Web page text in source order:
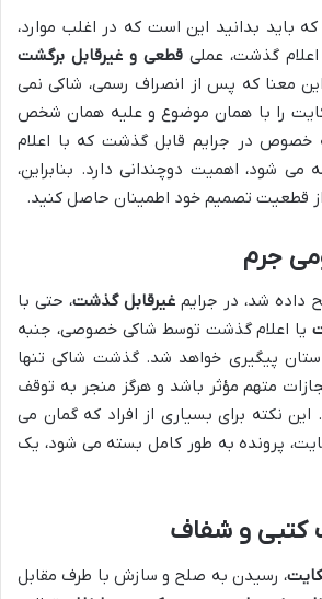
باید بدانید این است که در اغلب موارد،
اعلام گذشت، عملی قطعی و غیرقابل برگشت
معنا که پس از انصراف رسمی، شاکی نمی
را با همان موضوع و علیه همان شخص
خصوص در جرایم قابل گذشت که با اعلام
شود، اهمیت دوچندانی دارد. بنابراین،
قطعیت تصمیم خود اطمینان حاصل کنید.
جرم
داده شد، در جرایم غیرقابل گذشت، حتی با
یا اعلام گذشت توسط شاکی خصوصی، جنبه
پیگیری خواهد شد. گذشت شاکی تنها
متهم مؤثر باشد و هرگز منجر به توقف
نکته برای بسیاری از افراد که گمان می
پرونده به طور کامل بسته می شود، یک
کتبی و شفاف
، رسیدن به صلح و سازش با طرف مقابل